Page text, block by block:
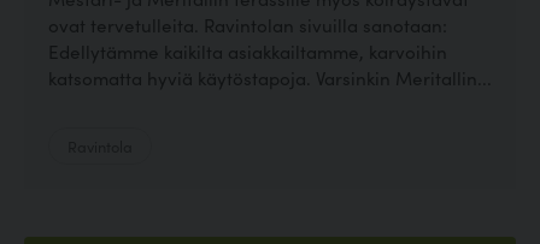
ovat tervetulleita. Ravintolan sivuilla sanotaan:
Edellytämme kaikilta asiakkailtamme, karvoihin
katsomatta hyviä käytöstapoja. Varsinkin Meritallin...